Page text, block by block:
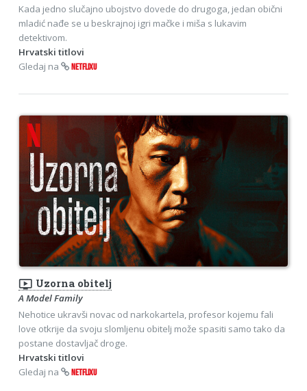
Kada jedno slučajno ubojstvo dovede do drugoga, jedan obični
mladić nađe se u beskrajnoj igri mačke i miša s lukavim
detektivom.
Hrvatski titlovi
Gledaj na
NETFLIXU
ondemand_video Uzorna obitelj
A Model Family
Nehotice ukravši novac od narkokartela, profesor kojemu fali
love otkrije da svoju slomljenu obitelj može spasiti samo tako da
postane dostavljač droge.
Hrvatski titlovi
Gledaj na
NETFLIXU